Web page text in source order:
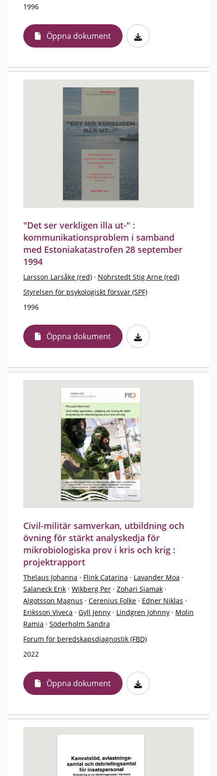
1996
Öppna dokument
"Det ser verkligen illa ut-" :
kommunikationsproblem i samband
med Estoniakatastrofen 28 september
1994
Larsson Larsåke (red) · Nohrstedt Stig Arne (red)
Styrelsen för psykologiskt försvar (SPF)
1996
Öppna dokument
Civil-militär samverkan, utbildning och
övning för stärkt analyskedja för
mikrobiologiska prov i kris och krig :
projektrapport
Thelaus Johanna · Flink Catarina · Lavander Moa ·
Salaneck Erik · Wikberg Per · Zohari Siamak ·
Algotsson Magnus · Cerenius Folke · Edner Niklas ·
Eriksson Viveca · Gyll Jenny · Lindgren Johnny · Molin
Ramia · Söderholm Sandra
Forum för beredskapsdiagnostik (FBD)
2022
Öppna dokument